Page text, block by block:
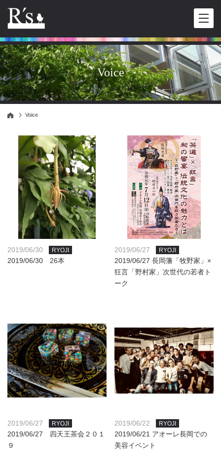
Voice
Voice
2019/06/30 RYOJI
2019/06/30 26本
2019/06/27 RYOJI
2019/06/27 長岡藩「牧野家」×
狂言「野村家」次世代の若者ト
ーク
2019/06/27 RYOJI
2019/06/27 四天王茶会２０１
９
2019/06/22 RYOJI
2019/06/21 アオーレ長岡での
美容イベント